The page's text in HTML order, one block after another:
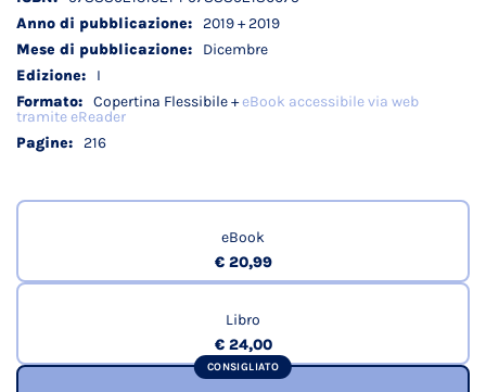
tecnici
2019 + 2019
Dicembre
I
Copertina Flessibile +eBook accessibile via web
tramite eReader
216
eBook
€ 20,99
Libro
€ 24,00
CONSIGLIATO